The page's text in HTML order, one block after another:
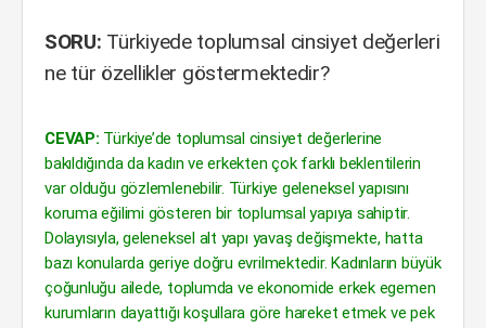
SORU: Türkiyede toplumsal cinsiyet değerleri
ne tür özellikler göstermektedir?
CEVAP: Türkiye’de toplumsal cinsiyet değerlerine
bakıldığında da kadın ve erkekten çok farklı beklentilerin
var olduğu gözlemlenebilir. Türkiye geleneksel yapısını
koruma eğilimi gösteren bir toplumsal yapıya sahiptir.
Dolayısıyla, geleneksel alt yapı yavaş değişmekte, hatta
bazı konularda geriye doğru evrilmektedir. Kadınların büyük
çoğunluğu ailede, toplumda ve ekonomide erkek egemen
kurumların dayattığı koşullara göre hareket etmek ve pek